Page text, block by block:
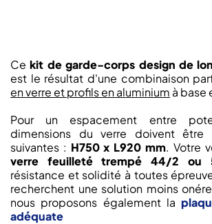
Cekit de garde-corps design de
est le résultat d'une combinaison
en verre et profils en aluminium à base
Pour un espacement entre
dimensions du verre doivent être
suivantes : H750 x L920 mm. Votre
verre feuilleté trempé 44/2 ou
résistance et solidité à toutes
recherchent une solution moins
nous proposons également la
adéquate